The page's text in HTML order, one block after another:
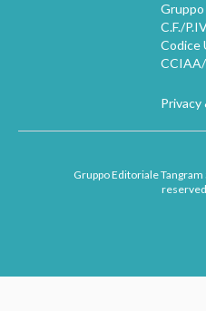
Gruppo
C.F./
Codice
Privacy
Gruppo Editoriale Tangram